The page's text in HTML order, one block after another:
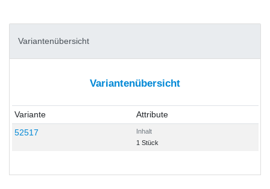
Variantenübersicht
Variantenübersicht
Variante
Attribute
52517
Inhalt
1 Stück